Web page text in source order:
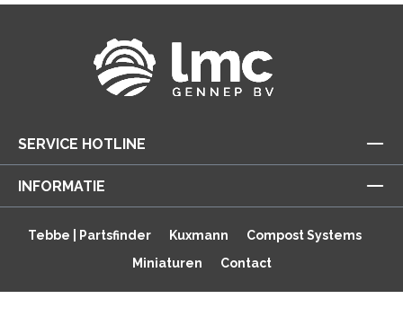
SERVICE HOTLINE
INFORMATIE
Tebbe | Partsfinder Kuxmann
Compost Systems
Miniaturen
Contact